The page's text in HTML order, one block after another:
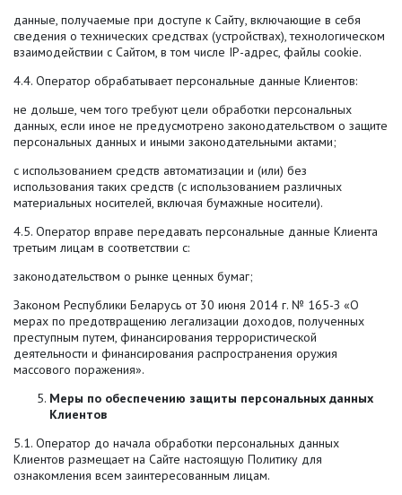
данные, получаемые при доступе к Сайту, включающие в себя
сведения о технических средствах (устройствах), технологическом
взаимодействии с Сайтом, в том числе IP-адрес, файлы cookie.
4.4. Оператор обрабатывает персональные данные Клиентов:
не дольше, чем того требуют цели обработки персональных
данных, если иное не предусмотрено законодательством о защите
персональных данных и иными законодательными актами;
с использованием средств автоматизации и (или) без
использования таких средств (с использованием различных
материальных носителей, включая бумажные носители).
4.5. Оператор вправе передавать персональные данные Клиента
третьим лицам в соответствии с:
законодательством о рынке ценных бумаг;
Законом Республики Беларусь от 30 июня 2014 г. № 165-З «О
мерах по предотвращению легализации доходов, полученных
преступным путем, финансирования террористической
деятельности и финансирования распространения оружия
массового поражения».
Меры по обеспечению защиты персональных данных
Клиентов
5.1. Оператор до начала обработки персональных данных
Клиентов размещает на Сайте настоящую Политику для
ознакомления всем заинтересованным лицам.